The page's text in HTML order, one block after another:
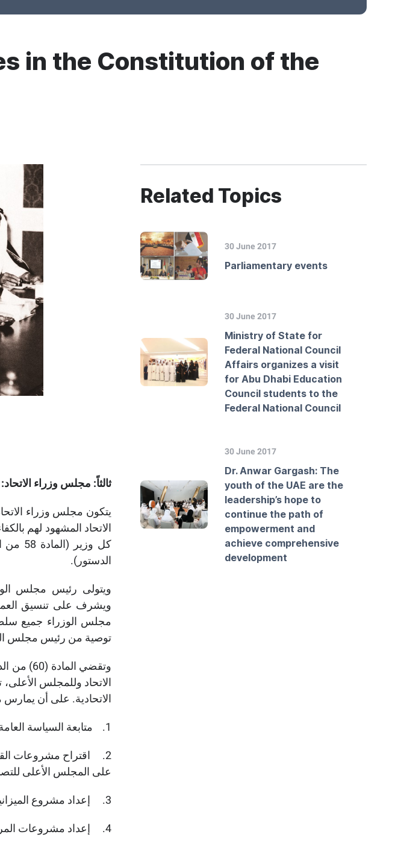
in the Constitution of the
ثالثاً: مجلس وزراء الاتحاد:
يتكون مجلس وزراء
الدستور).
ويتولى رئيس مجلس
ويشرف على تنسيق العمل
مجلس الوزراء جميع
توصية من رئيس مجلس الوزراء
وتقضي
الاتحاد وللمجلس
الاتحادية. على أن
1. متابعة السياسة
2.
اقتراح مشروعات
على المجلس الأعلى
3. إعداد مشروع
4. إعداد مشروعات
Related Topics
30 June 2017
Parliamentary events
30 June 2017
Ministry of State for
Federal National Council
Affairs organizes a visit
for Abu Dhabi Education
Council students to the
Federal National Council
30 June 2017
Dr. Anwar Gargash: The
youth of the UAE are the
leadership’s hope to
continue the path of
empowerment and
achieve comprehensive
development